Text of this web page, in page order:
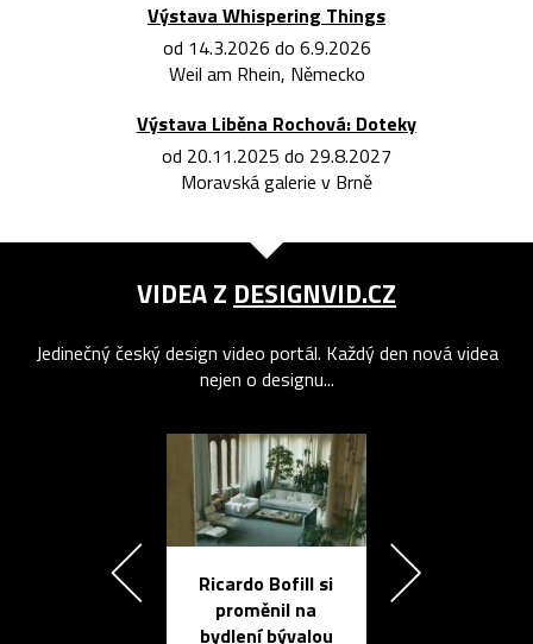
Výstava Whispering Things
od 14.3.2026 do 6.9.2026
Weil am Rhein, Německo
Výstava Liběna Rochová: Doteky
od 20.11.2025 do 29.8.2027
Moravská galerie v Brně
VIDEA Z DESIGNVID.CZ
Jedinečný český design video portál. Každý den nová videa
nejen o designu...
Ricardo Bofill si
proměnil na
bydlení bývalou